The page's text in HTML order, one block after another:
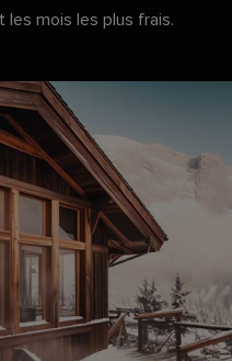
les mois les plus frais.